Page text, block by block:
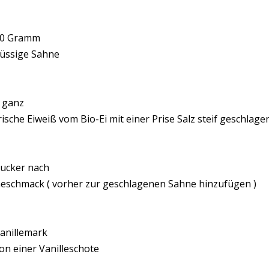
Gramm
Sahne
Eiweiß vom Bio-Ei mit einer Prise Salz steif
nach
( vorher zur geschlagenen Sahne hinzufügen )
einer Vanilleschote